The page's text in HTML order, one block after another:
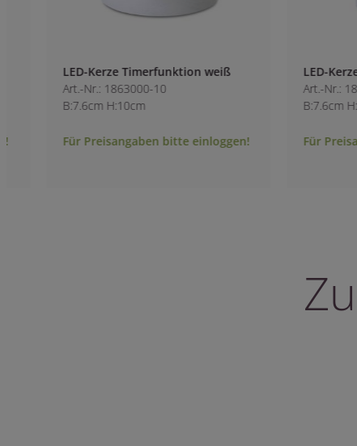
LED-Kerze Timerfunktion weiß
Art.-Nr.: 1863000-10
B:7.6cm H:10cm
Für Preisangaben bitte einloggen!
LED-Kerze
Art.-Nr.:
B:7.6cm H:15cm
Für